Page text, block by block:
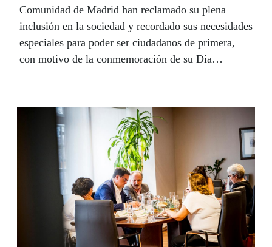
Comunidad de Madrid han reclamado su plena
inclusión en la sociedad y recordado sus necesidades
especiales para poder ser ciudadanos de primera,
con motivo de la conmemoración de su Día